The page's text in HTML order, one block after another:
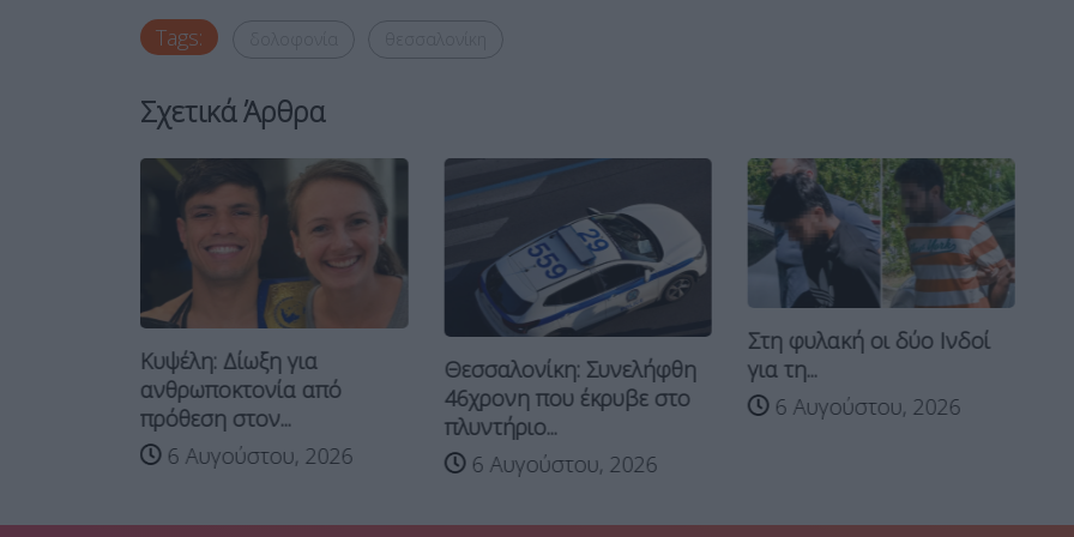
Tags:
Σχετικά Άρθρα
Κυψέλη: Δίωξη για
ανθρωποκτονία από
πρόθεση στον...
6 Αυγούστου, 2026
Θεσσαλονίκη: Συνελήφθη
46χρονη που έκρυβε στο
πλυντήριο...
6 Αυγούστου, 2026
Στη φυλακή οι δύο Ινδοί
για τη...
6 Αυγούστου, 2026